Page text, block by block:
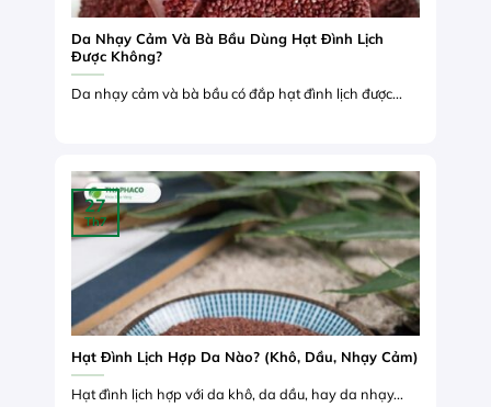
Da Nhạy Cảm Và Bà Bầu Dùng Hạt Đình Lịch
Được Không?
Da nhạy cảm và bà bầu có đắp hạt đình lịch được...
Hạt Đình Lịch Hợp Da Nào? (Khô, Dầu, Nhạy Cảm)
Hạt đình lịch hợp với da khô, da dầu, hay da nhạy...
27
Th7